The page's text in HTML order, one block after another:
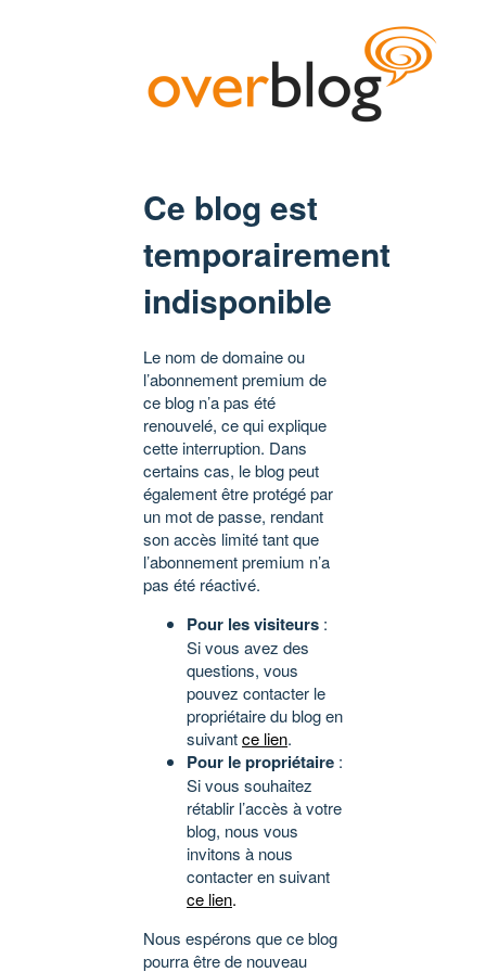
Ce blog est
temporairement
indisponible
Le nom de domaine ou
l’abonnement premium de
ce blog n’a pas été
renouvelé, ce qui explique
cette interruption. Dans
certains cas, le blog peut
également être protégé par
un mot de passe, rendant
son accès limité tant que
l’abonnement premium n’a
pas été réactivé.
Pour les visiteurs :
Si vous avez des
questions, vous
pouvez contacter le
propriétaire du blog en
suivantce lien.
Pour le propriétaire :
Si vous souhaitez
rétablir l’accès à votre
blog, nous vous
invitons à nous
contacter en suivant
ce lien.
Nous espérons que ce blog
pourra être de nouveau